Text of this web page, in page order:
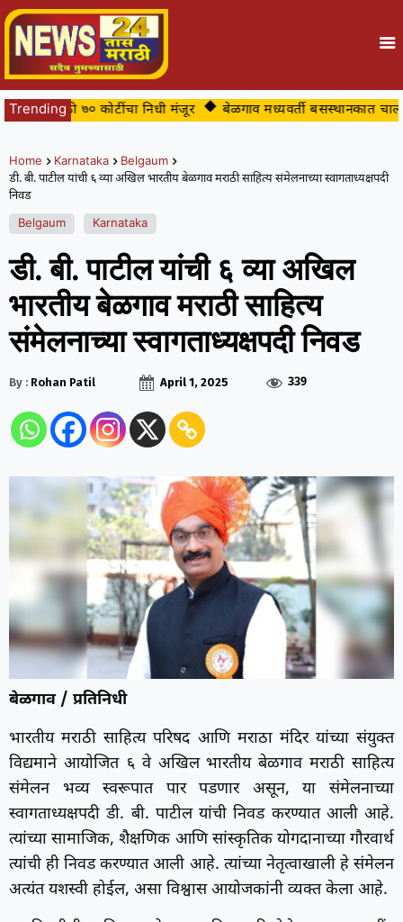
Trending७० कोटींचा निधी मंजूर बेळगाव मध्यवर्ती बसस्थानकात चालक-
Home Karnataka
Belgaum
डी. बी. पाटील यांची ६ व्या अखिल भारतीय बेळगाव मराठी साहित्य संमेलनाच्या स्वागताध्यक्षपदी
निवड
Belgaum
Karnataka
डी. बी. पाटील यांची ६ व्या अखिल
भारतीय बेळगाव मराठी साहित्य
संमेलनाच्या स्वागताध्यक्षपदी निवड
By : Rohan Patil April 1, 2025 339
बेळगाव / प्रतिनिधी
भारतीय मराठी साहित्य परिषद आणि मराठा मंदिर यांच्या संयुक्त
विद्यमाने आयोजित ६ वे अखिल भारतीय बेळगाव मराठी साहित्य
संमेलन भव्य स्वरूपात पार पडणार असून, या संमेलनाच्या
स्वागताध्यक्षपदी डी. बी. पाटील यांची निवड करण्यात आली आहे.
त्यांच्या सामाजिक, शैक्षणिक आणि सांस्कृतिक योगदानाच्या गौरवार्थ
त्यांची ही निवड करण्यात आली आहे. त्यांच्या नेतृत्वाखाली हे संमेलन
अत्यंत यशस्वी होईल, असा विश्वास आयोजकांनी व्यक्त केला आहे.